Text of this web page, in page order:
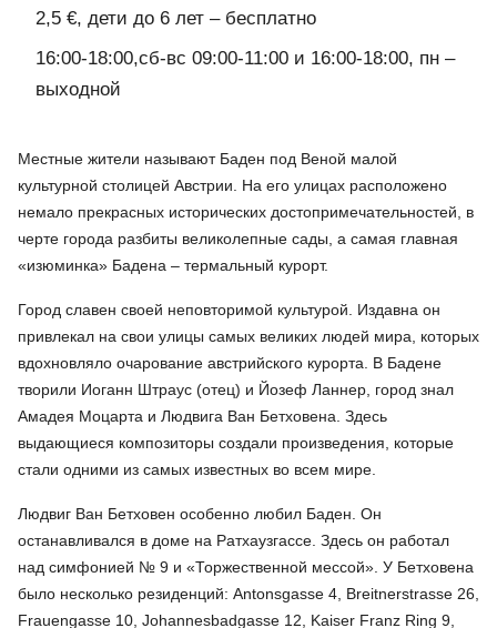
2,5 €, дети до 6 лет – бесплатно
16:00-18:00,сб-вс 09:00-11:00 и 16:00-18:00, пн –
выходной
Местные жители называют Баден под Веной малой
культурной столицей Австрии. На его улицах расположено
немало прекрасных исторических достопримечательностей, в
черте города разбиты великолепные сады, а самая главная
«изюминка» Бадена – термальный курорт.
Город славен своей неповторимой культурой. Издавна он
привлекал на свои улицы самых великих людей мира, которых
вдохновляло очарование австрийского курорта. В Бадене
творили Иоганн Штраус (отец) и Йозеф Ланнер, город знал
Амадея Моцарта и Людвига Ван Бетховена. Здесь
выдающиеся композиторы создали произведения, которые
стали одними из самых известных во всем мире.
Людвиг Ван Бетховен особенно любил Баден. Он
останавливался в доме на Ратхаузгассе. Здесь он работал
над симфонией № 9 и «Торжественной мессой». У Бетховена
было несколько резиденций: Antonsgasse 4, Breitnerstrasse 26,
Frauengasse 10, Johannesbadgasse 12, Kaiser Franz Ring 9,